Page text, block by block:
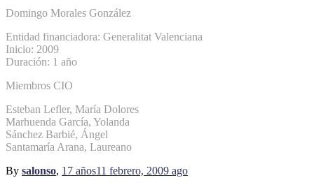
Domingo Morales González
Entidad financiadora: Generalitat Valenciana
Inicio: 2009
Duración: 1 año
Miembros CIO
Esteban Lefler, María Dolores
Marhuenda García, Yolanda
Sánchez Barbié, Ángel
Santamaría Arana, Laureano
By salonso, 17 años11 febrero, 2009 ago